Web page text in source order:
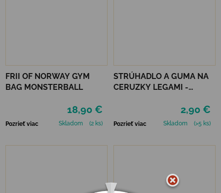
FRII OF NORWAY GYM
BAG MONSTERBALL
18,90 €
Pozrieť viac Skladom (2 ks)
STRÚHADLO A GUMA NA
CERUZKY LEGAMI -
2,90 €
Pozrieť viac Skladom (>5 ks)